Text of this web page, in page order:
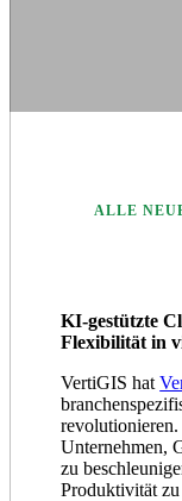
ALLE
KI-gestützte
Flexibilität in
VertiGIS hat
Unternehmen,
zu
Produktivität zu